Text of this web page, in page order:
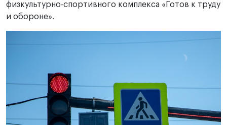
физкультурно-спортивного комплекса «Готов к труду
и обороне».